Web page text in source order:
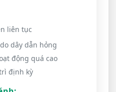
liên tục
dây dẫn hỏng
động quá cao
định kỳ